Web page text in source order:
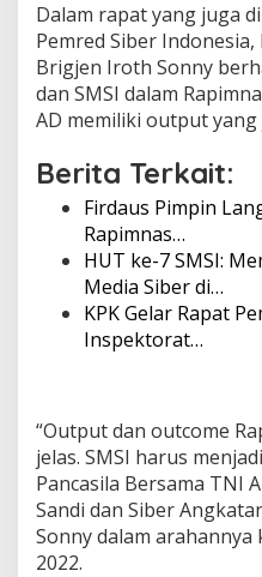
S
a
d
i
d
n
S
i
e
r
T
N
Dalam rapat yang juga
Pemred Siber
Brigjen Iroth Sonny
dan SMSI dalam
AD memiliki output yang
Berita Terkait:
Firdaus Pimpin
Rapimnas…
HUT ke-7 SMSI:
Media Siber di…
KPK Gelar Rapat
Inspektorat…
“Output dan outcome
jelas. SMSI harus
Pancasila Bersama TNI
Sandi dan Siber
Sonny dalam arahannya
2022.